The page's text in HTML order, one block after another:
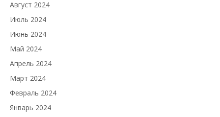
Август 2024
Июль 2024
Июнь 2024
Май 2024
Апрель 2024
Март 2024
Февраль 2024
Январь 2024